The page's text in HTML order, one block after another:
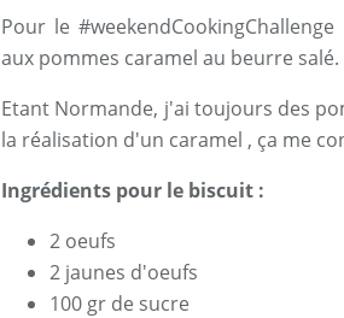
Pour le
aux pommes caramel au beurre salé.
Etant Normande, j'ai toujours des
la réalisation d'un caramel , ça me
Ingrédients pour le biscuit :
2 oeufs
2 jaunes d'oeufs
100 gr de sucre